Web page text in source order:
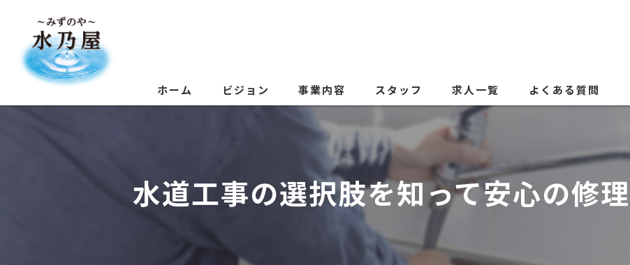
ホーム ビジョン 事業内容 スタッフ 求人一覧 よくある質問
水道工事の選択肢を知って安心の修